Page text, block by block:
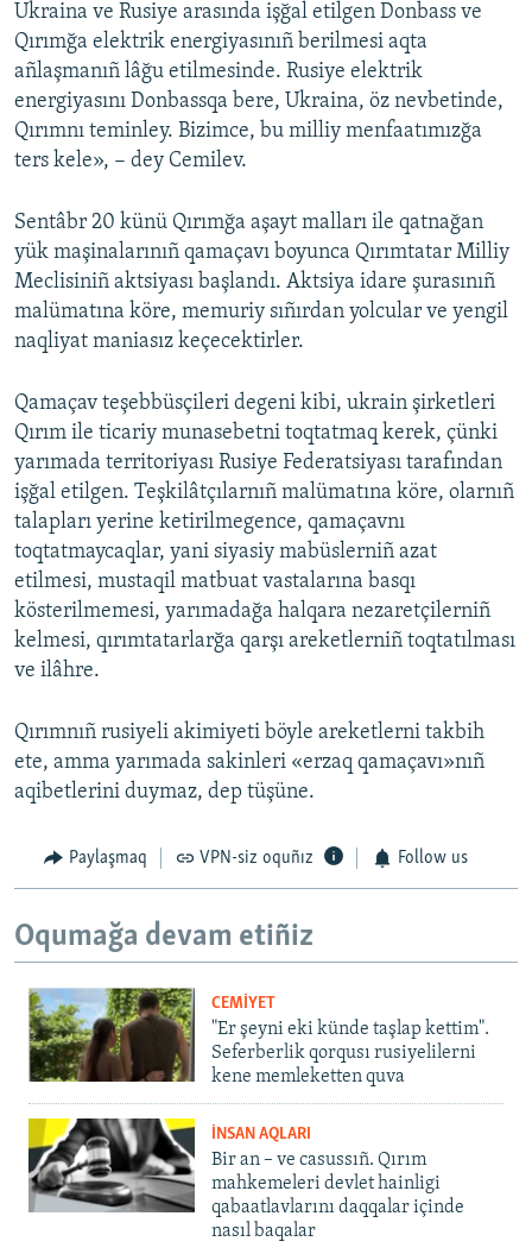
Ukraina ve Rusiye arasında işğal etilgen Donbass ve
Qırımğa elektrik energiyasınıñ berilmesi aqta
añlaşmanıñ lâğu etilmesinde. Rusiye elektrik
energiyasını Donbassqa bere, Ukraina, öz nevbetinde,
Qırımnı teminley. Bizimce, bu milliy menfaatımızğa
ters kele», − dey Cemilev.
Sentâbr 20 künü Qırımğa aşayt malları ile qatnağan
yük maşinalarınıñ qamaçavı boyunca Qırımtatar Milliy
Meclisiniñ aktsiyası başlandı. Aktsiya idare şurasınıñ
malümatına köre, memuriy sıñırdan yolcular ve yengil
naqliyat maniasız keçecektirler.
Qamaçav teşebbüsçileri degeni kibi, ukrain şirketleri
Qırım ile ticariy munasebetni toqtatmaq kerek, çünki
yarımada territoriyası Rusiye Federatsiyası tarafından
işğal etilgen. Teşkilâtçılarnıñ malümatına köre, olarnıñ
talapları yerine ketirilmegence, qamaçavnı
toqtatmaycaqlar, yani siyasiy mabüslerniñ azat
etilmesi, mustaqil matbuat vastalarına basqı
kösterilmemesi, yarımadağa halqara nezaretçilerniñ
kelmesi, qırımtatarlarğa qarşı areketlerniñ toqtatılması
ve ilâhre.
Qırımnıñ rusiyeli akimiyeti böyle areketlerni takbih
ete, amma yarımada sakinleri «erzaq qamaçavı»nıñ
aqibetlerini duymaz, dep tüşüne.
Paylaşmaq VPN-siz oquñız Follow us
Oqumağa devam etiñiz
CEMİYET
"Er şeyni eki künde taşlap kettim".
Seferberlik qorqusı rusiyelilerni
kene memleketten quva
İNSAN AQLARI
Bir an – ve casussıñ. Qırım
mahkemeleri devlet hainligi
qabaatlavlarını daqqalar içinde
nasıl baqalar